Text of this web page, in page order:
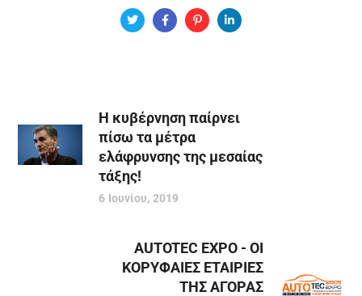
Η κυβέρνηση παίρνει
πίσω τα μέτρα
ελάφρυνσης της μεσαίας
τάξης!
6 Ιουνίου, 2019
AUTOTEC EXPO - ΟΙ
ΚΟΡΥΦΑΙΕΣ ΕΤΑΙΡΙΕΣ
ΤΗΣ ΑΓΟΡΑΣ